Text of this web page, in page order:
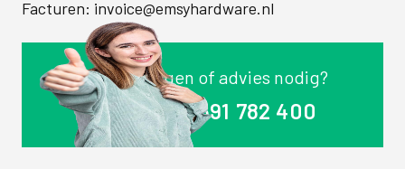
Facturen: invoice@emsyhardware.nl
Vragen of advies nodig?
+31 591 782 400